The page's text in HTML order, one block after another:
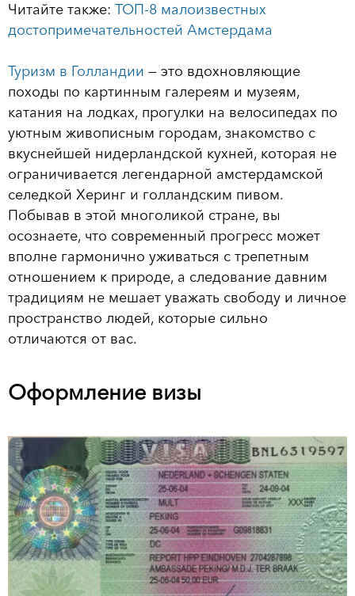
Читайте также: ТОП-8 малоизвестных
достопримечательностей Амстердама
Туризм в Голландии — это вдохновляющие
походы по картинным галереям и музеям,
катания на лодках, прогулки на велосипедах по
уютным живописным городам, знакомство с
вкуснейшей нидерландской кухней, которая не
ограничивается легендарной амстердамской
селедкой Херинг и голландским пивом.
Побывав в этой многоликой стране, вы
осознаете, что современный прогресс может
вполне гармонично уживаться с трепетным
отношением к природе, а следование давним
традициям не мешает уважать свободу и личное
пространство людей, которые сильно
отличаются от вас.
Оформление визы